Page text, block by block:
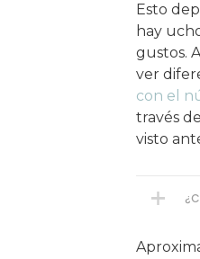
Esto
hay
gustos.
ver
con el
través
visto